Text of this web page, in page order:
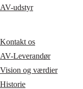
AV-udstyr
Kontakt os
AV-Leverandør
Vision og værdier
Historie